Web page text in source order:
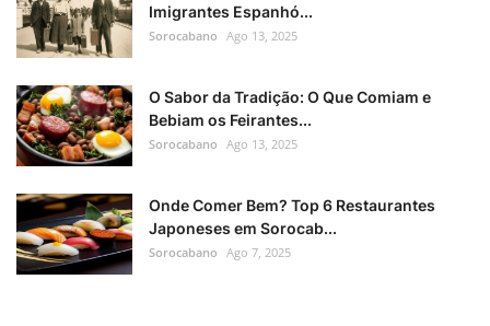
Imigrantes Espanhó...
Sorocabano Ago 13, 2025
O Sabor da Tradição: O Que Comiam e
Bebiam os Feirantes...
Sorocabano Ago 13, 2025
Onde Comer Bem? Top 6 Restaurantes
Japoneses em Sorocab...
Sorocabano Ago 7, 2025